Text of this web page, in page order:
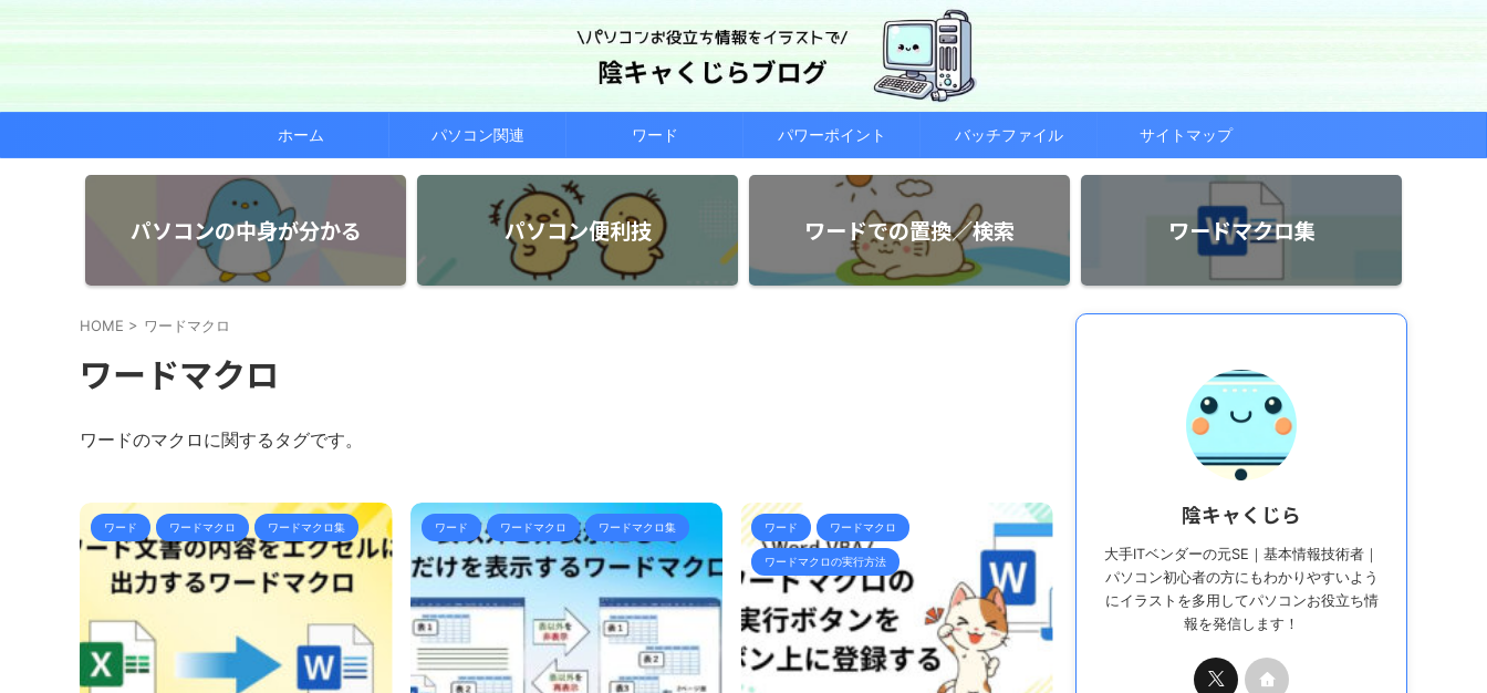
ホーム パソコン関連 ワード パワーポイント バッチファイル サイトマップ
パソコンの中身が分かる パソコン便利技 ワードでの置換／検索 ワードマクロ集
HOME > ワードマクロ
ワードマクロ
ワードのマクロに関するタグです。
ワード ワードマクロ ワードマクロ集 ワード ワードマクロ ワードマクロ集 ワード ワードマクロ
ワードマクロの実行方法
陰キャくじら
大手ITベンダーの元SE｜基本情報技術者｜
パソコン初心者の方にもわかりやすいよう
にイラストを多用してパソコンお役立ち情
報を発信します！